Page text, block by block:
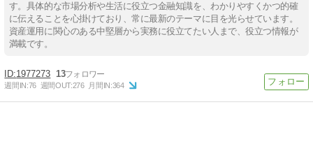
す。具体的な市場分析や生活に役立つ金融知識を、わかりやすくかつ的確
に伝えることを心掛けており、常に最新のテーマに目を光らせています。
資産運用に関心のある中堅層から実務に役立てたい人まで、役立つ情報が
満載です。
1977273 13
週間IN:76 週間OUT:276 月間IN:364